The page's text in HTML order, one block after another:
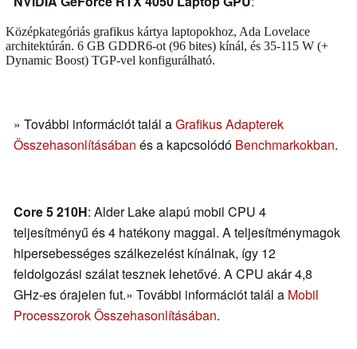
Középkategóriás grafikus kártya laptopokhoz, Ada Lovelace
architektúrán. 6 GB GDDR6-ot (96 bites) kínál, és 35-115 W (+
Dynamic Boost) TGP-vel konfigurálható.
» További információt talál aGrafikus Adapterek
Összehasonlításában és a kapcsolódó Benchmarkokban.
Core 5 210H: Alder Lake alapú mobil CPU 4
teljesítményű és 4 hatékony maggal. A teljesítménymagok
hipersebességes szálkezelést kínálnak, így 12
feldolgozási szálat tesznek lehetővé. A CPU akár 4,8
GHz-es órajelen fut.» További információt talál a Mobil
Processzorok Összehasonlításában.